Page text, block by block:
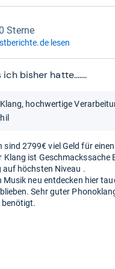
Sterne
lesen
bisher hatte.......
hochwertige
sind 2799€ viel Geld für
Klang ist Geschmackssache
auf höchsten Niveau .
Musik neu entdecken hier
Sehr guter